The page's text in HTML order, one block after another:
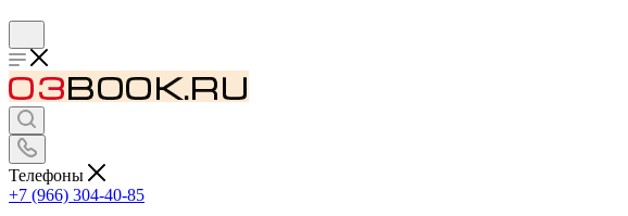
Телефоны
+7 (966) 304-40-85